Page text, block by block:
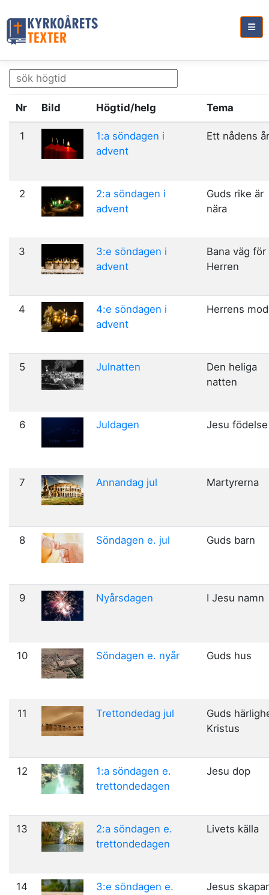
Nr Bild Högtid/helg Tema
1
1:a söndagen i
advent
Ett nådens år
2
2:a söndagen i
advent
Guds rike är
nära
3
3:e söndagen i
advent
Bana väg för
Herren
4
4:e söndagen i
advent
Herrens
5 Julnatten
Den heliga
natten
6 Juldagen Jesu födelse
7 Annandag jul Martyrerna
8 Söndagen e. jul Guds barn
9 Nyårsdagen I Jesu namn
10 Söndagen e. nyår Guds hus
11 Trettondedag jul
Guds
Kristus
12
1:a söndagen e.
trettondedagen
Jesu dop
13
2:a söndagen e.
trettondedagen
Livets källa
14
3:e söndagen e.
Jesus skapar